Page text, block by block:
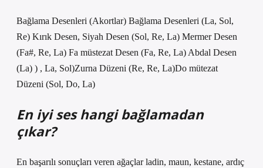
Bağlama Desenleri (Akortlar) Bağlama Desenleri (La, Sol,
Re) Kırık Desen, Siyah Desen (Sol, Re, La) Mermer Desen
(Fa#, Re, La) Fa müstezat Desen (Fa, Re, La) Abdal Desen
(La) ) , La, Sol)Zurna Düzeni (Re, Re, La)Do mütezat
Düzeni (Sol, Do, La)
En iyi ses hangi bağlamadan
çıkar?
En başarılı sonuçları veren ağaçlar ladin, maun, kestane, ardıç